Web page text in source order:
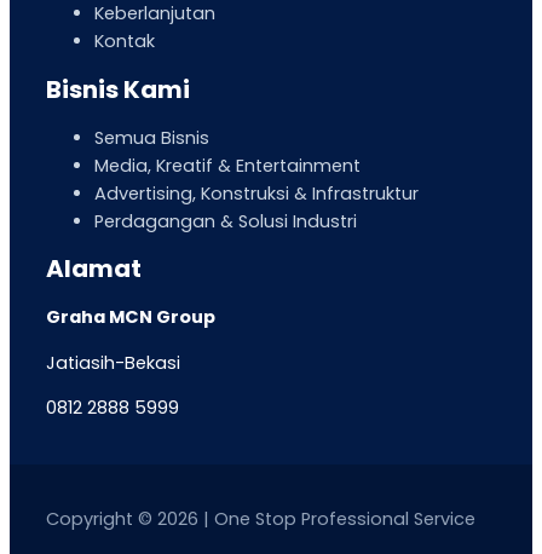
Keberlanjutan
Kontak
Bisnis Kami
Semua Bisnis
Media, Kreatif & Entertainment
Advertising, Konstruksi & Infrastruktur
Perdagangan & Solusi Industri
Alamat
Graha MCN Group
Jatiasih-Bekasi
0812 2888 5999
Copyright © 2026 | One Stop Professional Service